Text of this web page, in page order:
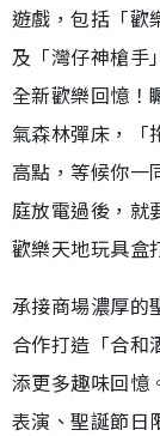
遊戲，包括「歡
及「灣仔神槍手
全新歡樂回憶！
氣森林彈床，「
高點，等候你一
庭放電過後，就
歡樂天地玩具盒
承接商場濃厚的
合作打造「合和
添更多趣味回憶
表演、聖誕節日